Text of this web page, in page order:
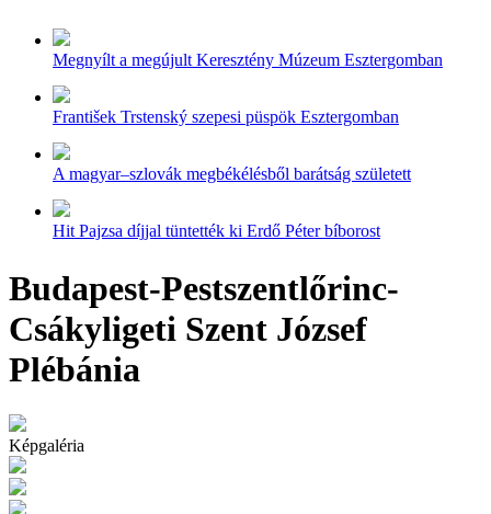
Megnyílt a megújult Keresztény Múzeum Esztergomban
František Trstenský szepesi püspök Esztergomban
A magyar–szlovák megbékélésből barátság született
Hit Pajzsa díjjal tüntették ki Erdő Péter bíborost
Budapest-Pestszentlőrinc-
Csákyligeti Szent József
Plébánia
Képgaléria